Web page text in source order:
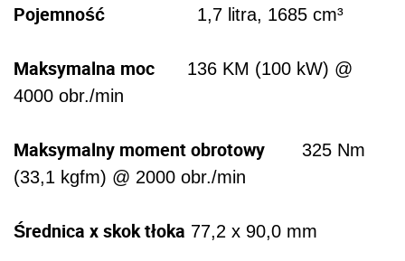
Pojemność 1,7 litra, 1685 cm³
Maksymalna moc 136 KM (100 kW) @
4000 obr./min
Maksymalny moment obrotowy
325 Nm
(33,1 kgfm) @ 2000 obr./min
Średnica x skok tłoka 77,2 x 90,0 mm